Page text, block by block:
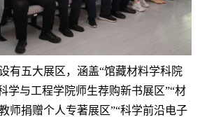
有五大展区，涵盖“馆藏材料学科院
学与工程学院师生荐购新书展区”“材
师捐赠个人专著展区”“科学前沿电子